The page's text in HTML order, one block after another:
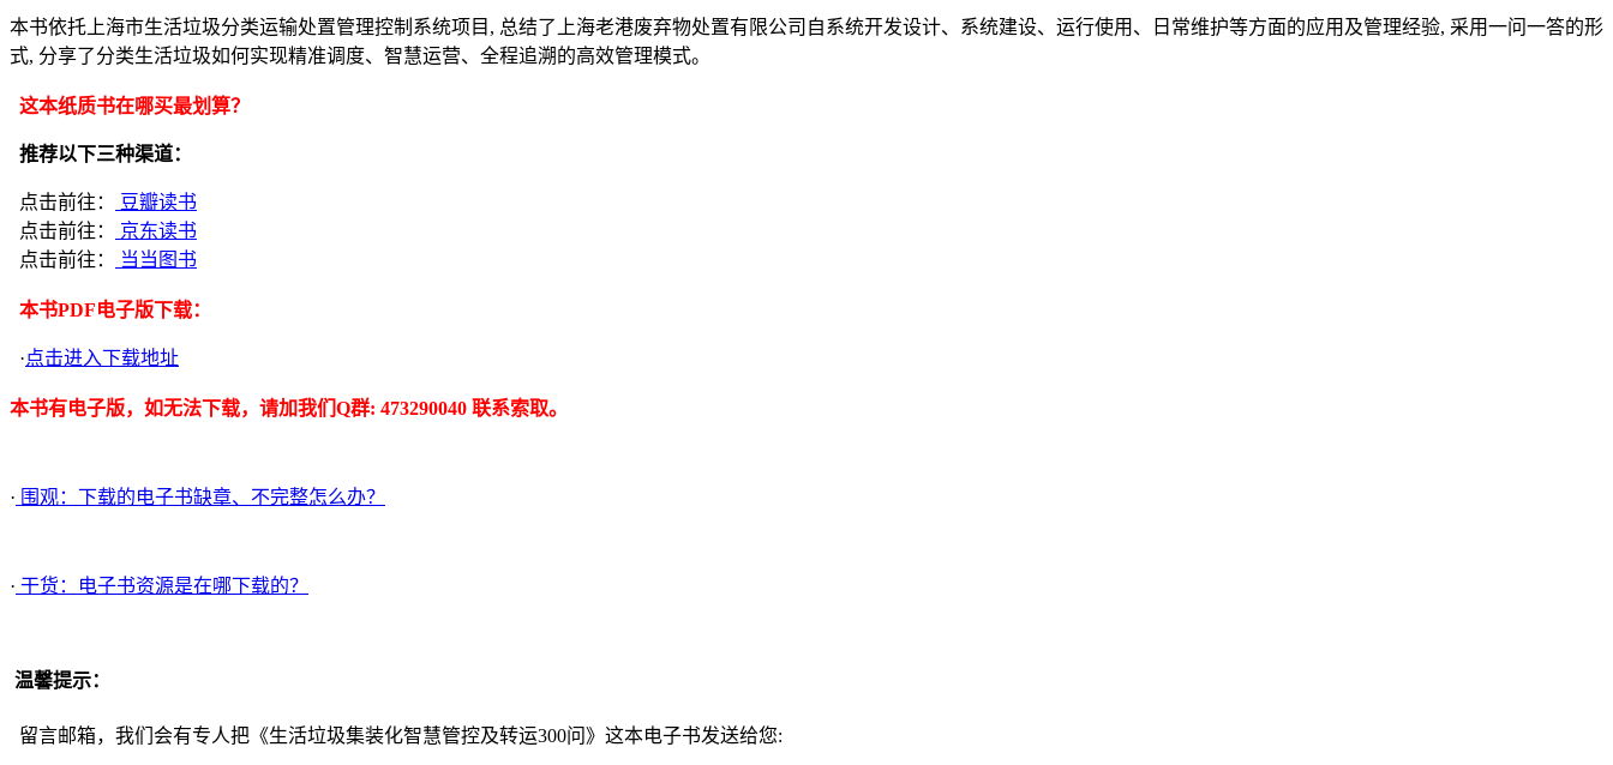
本书依托上海市生活垃圾分类运输处置管理控制系统项目, 总结了上海老港废弃物处置有限公司自系统开发设计、系统建设、运行使用、日常维护等方面的应用及管理经验, 采用一问一答的形
式, 分享了分类生活垃圾如何实现精准调度、智慧运营、全程追溯的高效管理模式。
这本纸质书在哪买最划算？
推荐以下三种渠道：
点击前往：
豆瓣读书
点击前往：
京东读书
点击前往：
当当图书
本书PDF电子版下载：
·点击进入下载地址
本书有电子版，如无法下载，请加我们Q群: 473290040 联系索取。
· 围观：下载的电子书缺章、不完整怎么办？
· 干货：电子书资源是在哪下载的？
温馨提示：
留言邮箱，我们会有专人把《生活垃圾集装化智慧管控及转运300问》这本电子书发送给您: